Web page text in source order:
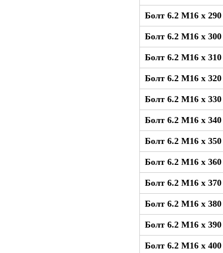
Болт 6.2 М16 x
Болт 6.2 М16 x
Болт 6.2 М16 x
Болт 6.2 М16 x
Болт 6.2 М16 x
Болт 6.2 М16 x
Болт 6.2 М16 x
Болт 6.2 М16 x
Болт 6.2 М16 x
Болт 6.2 М16 x
Болт 6.2 М16 x
Болт 6.2 М16 x